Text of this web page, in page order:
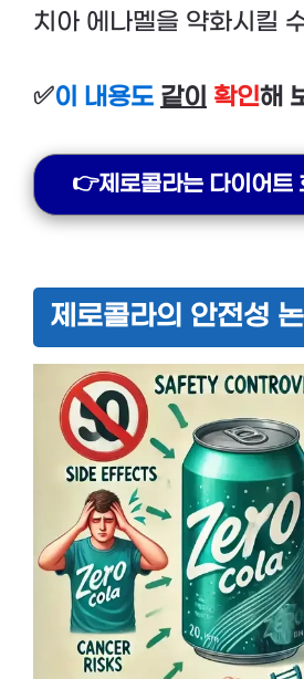
치아 에나멜을 약화시킬
✅이 내용도 같이 확인해
👉제로콜라는 다이어트
제로콜라의 안전성